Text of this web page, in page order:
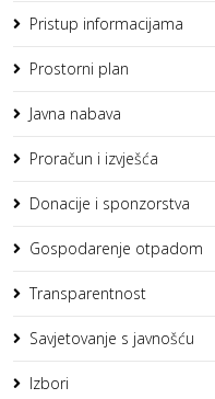
Pristup informacijama
Prostorni plan
Javna nabava
Proračun i izvješća
Donacije i sponzorstva
Gospodarenje otpadom
Transparentnost
Savjetovanje s javnošću
Izbori